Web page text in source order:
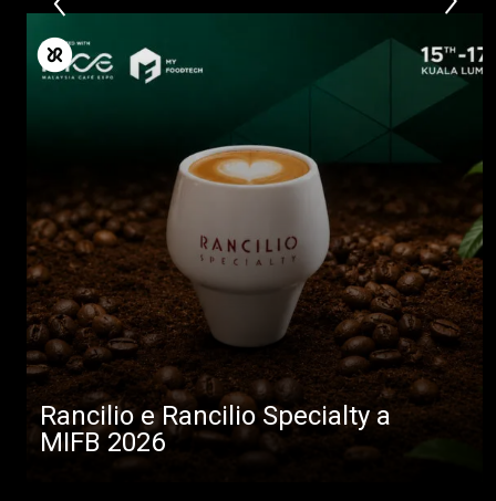
Rancilio e Rancilio Specialty a
MIFB 2026